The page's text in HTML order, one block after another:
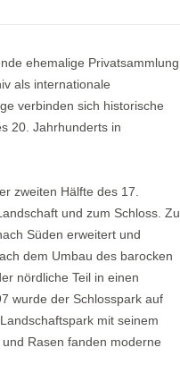
ehemalige Privatsammlung
als internationale
verbinden sich historische
20. Jahrhunderts in
zweiten Hälfte des 17.
und zum Schloss. Zu
Süden erweitert und
dem Umbau des barocken
nördliche Teil in einen
wurde der Schlosspark auf
mit seinem
Rasen fanden moderne